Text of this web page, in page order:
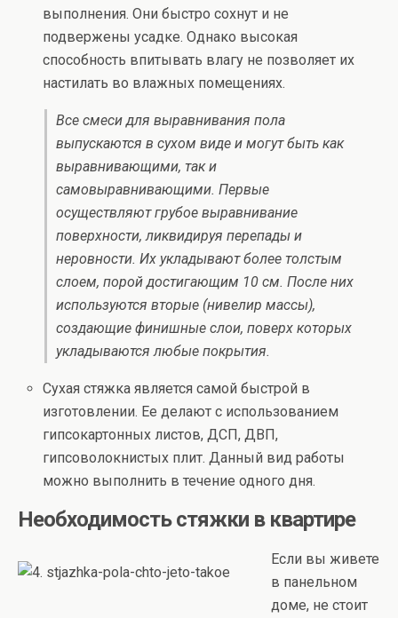
выполнения. Они быстро сохнут и не
подвержены усадке. Однако высокая
способность впитывать влагу не позволяет их
настилать во влажных помещениях.
Все смеси для выравнивания пола
выпускаются в сухом виде и могут быть как
выравнивающими, так и
самовыравнивающими. Первые
осуществляют грубое выравнивание
поверхности, ликвидируя перепады и
неровности. Их укладывают более толстым
слоем, порой достигающим 10 см. После них
используются вторые (нивелир массы),
создающие финишные слои, поверх которых
укладываются любые покрытия.
Сухая стяжка является самой быстрой в
изготовлении. Ее делают с использованием
гипсокартонных листов, ДСП, ДВП,
гипсоволокнистых плит. Данный вид работы
можно выполнить в течение одного дня.
Необходимость стяжки в квартире
Если вы живете
в панельном
доме, не стоит